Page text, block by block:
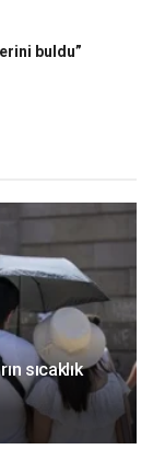
buldu”
sıcaklık